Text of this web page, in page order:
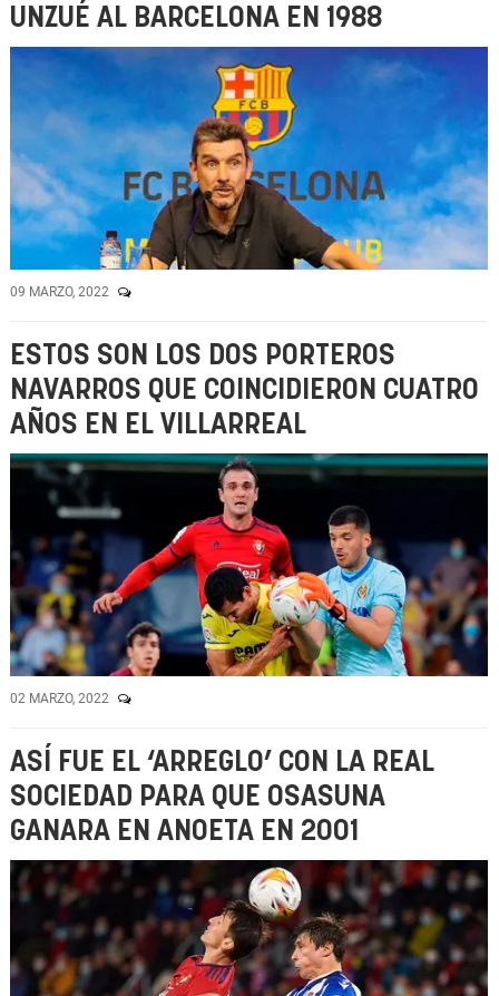
UNZUÉ AL BARCELONA EN 1988
09 MARZO, 2022
ESTOS SON LOS DOS PORTEROS
NAVARROS QUE COINCIDIERON CUATRO
AÑOS EN EL VILLARREAL
02 MARZO, 2022
ASÍ FUE EL ‘ARREGLO’ CON LA REAL
SOCIEDAD PARA QUE OSASUNA
GANARA EN ANOETA EN 2001